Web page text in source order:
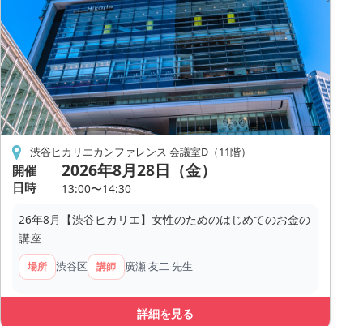
渋谷ヒカリエカンファレンス 会議室D（11階）
開催
日時
2026年8月28日（金）
13:00〜14:30
26年8月【渋谷ヒカリエ】女性のためのはじめてのお金の
講座
場所 渋谷区 講師 廣瀬 友二 先生
詳細を見る